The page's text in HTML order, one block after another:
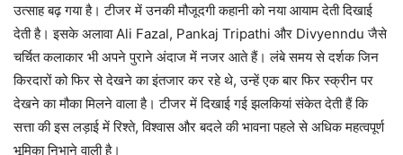
उत्साह बढ़ गया है। टीजर में उनकी मौजूदगी कहानी को नया आयाम देती दिखाई
देती है। इसके अलावा Ali Fazal, Pankaj Tripathi और Divyenndu जैसे
चर्चित कलाकार भी अपने पुराने अंदाज में नजर आते हैं। लंबे समय से दर्शक जिन
किरदारों को फिर से देखने का इंतजार कर रहे थे, उन्हें एक बार फिर स्क्रीन पर
देखने का मौका मिलने वाला है। टीजर में दिखाई गई झलकियां संकेत देती हैं कि
सत्ता की इस लड़ाई में रिश्ते, विश्वास और बदले की भावना पहले से अधिक महत्वपूर्ण
भूमिका निभाने वाली है।